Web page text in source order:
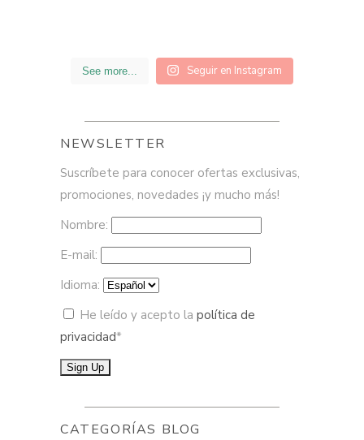
See more... Seguir en Instagram
NEWSLETTER
Suscríbete para conocer ofertas exclusivas,
promociones, novedades ¡y mucho más!
Nombre:
E-mail:
Idioma:
He leído y acepto la política de
privacidad*
CATEGORÍAS BLOG